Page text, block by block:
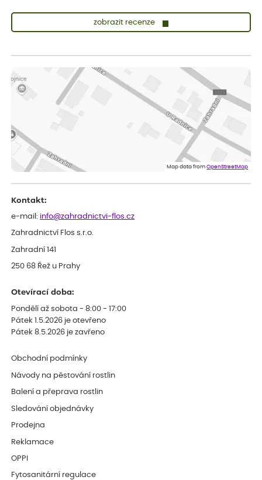
zobrazit recenze
vše v naprostém pořádku
ověřený nákup před 1 dnem
Jana
Flos je nejlepší &#129321;
Map data fromOpenStreetMap
Kontakt:
e-mail: info@zahradnictvi-flos.cz
Zahradnictví Flos s.r.o.
Zahradní 141
250 68 Řež u Prahy
Otevírací doba:
Pondělí až sobota - 8:00 - 17:00
Pátek 1.5.2026 je otevřeno
Pátek 8.5.2026 je zavřeno
Obchodní podmínky
Návody na pěstování rostlin
Balení a přeprava rostlin
Sledování objednávky
Prodejna
Reklamace
OPPI
Fytosanitární regulace